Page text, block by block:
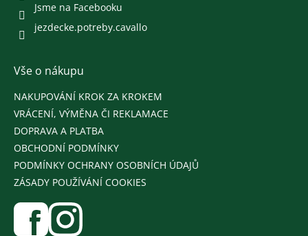
Jsme na Facebooku
jezdecke.potreby.cavallo
Vše o nákupu
NAKUPOVÁNÍ KROK ZA KROKEM
VRÁCENÍ, VÝMĚNA ČI REKLAMACE
DOPRAVA A PLATBA
OBCHODNÍ PODMÍNKY
PODMÍNKY OCHRANY OSOBNÍCH ÚDAJŮ
ZÁSADY POUŽÍVÁNÍ COOKIES